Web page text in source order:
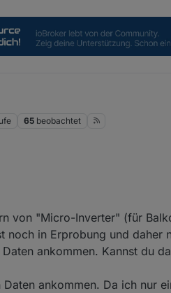
65 beobachtet
wie die Eingänge eins und zwei zu
Ich habe einmal
von "Micro-Inverter" (für
in Erprobung und daher
ankommen. Kannst du
ankommen. Da ich nur